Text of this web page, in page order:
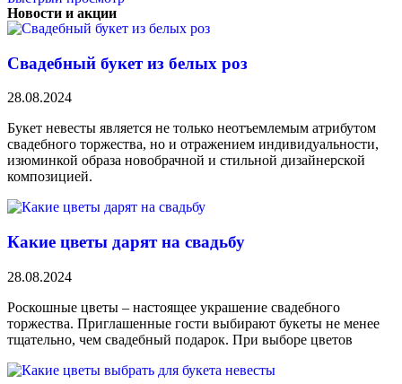
Новости и акции
Свадебный букет из белых роз
28.08.2024
Букет невесты является не только неотъемлемым атрибутом
свадебного торжества, но и отражением индивидуальности,
изюминкой образа новобрачной и стильной дизайнерской
композицией.
Какие цветы дарят на свадьбу
28.08.2024
Роскошные цветы – настоящее украшение свадебного
торжества. Приглашенные гости выбирают букеты не менее
тщательно, чем свадебный подарок. При выборе цветов